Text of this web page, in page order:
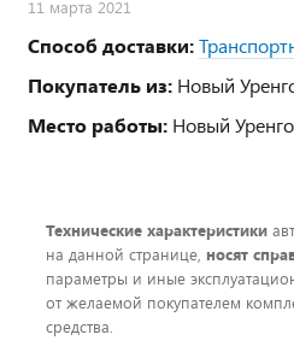
11 марта 2021
Способ доставки:
Покупатель из: Новый
Место работы: Новый
Технические характеристики
на данной странице, носят
параметры и иные
от желаемой покупателем
средства.